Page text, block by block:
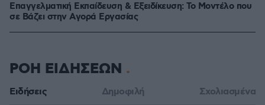
Επαγγελματική Εκπαίδευση & Εξειδίκευση: Το Mοντέλο που
σε Bάζει στην Aγορά Eργασίας
ΡΟΗ ΕΙΔΗΣΕΩΝ
Ειδήσεις Δημοφιλή Σχολιασμένα